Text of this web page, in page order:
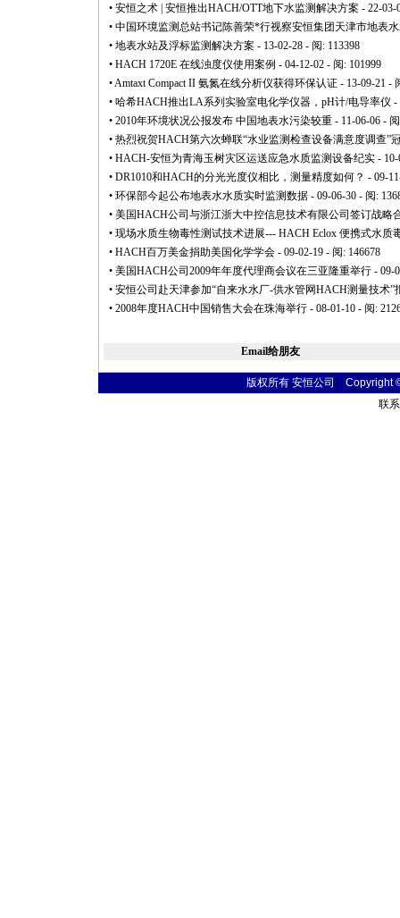
• 安恒之术 | 安恒推出HACH/OTT地下水监测解决方案 - 22-03-
• 中国环境监测总站书记陈善荣*行视察安恒集团天津市地表
• 地表水站及浮标监测解决方案 - 13-02-28 - 阅: 113398
• HACH 1720E 在线浊度仪使用案例 - 04-12-02 - 阅: 101999
•Amtaxt Compact II 氨氮在线分析仪获得环保认证 - 13-09-21 -
• 哈希HACH推出LA系列实验室电化学仪器，pH计/电导率仪 -
• 2010年环境状况公报发布 中国地表水污染较重 - 11-06-06 -
• 热烈祝贺HACH第六次蝉联“水业监测检查设备满意度调查”
• HACH-安恒为青海玉树灾区运送应急水质监测设备纪实 -
• DR1010和HACH的分光光度仪相比，测量精度如何？ - 09-
• 环保部今起公布地表水水质实时监测数据 - 09-06-30 - 阅:
• 美国HACH公司与浙江浙大中控信息技术有限公司签订战略
• 现场水质生物毒性测试技术进展--- HACH Eclox 便携式水质
• HACH百万美金捐助美国化学学会 - 09-02-19 - 阅: 146678
• 美国HACH公司2009年年度代理商会议在三亚隆重举行 - 09-
• 安恒公司赴天津参加“自来水水厂-供水管网HACH测量技术”
• 2008年度HACH中国销售大会在珠海举行 - 08-01-10 - 阅:
Email给朋友
版权所有 安恒公司 Copyright
联